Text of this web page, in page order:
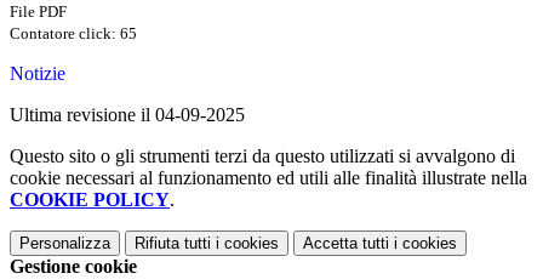
File PDF
Contatore click: 65
Notizie
Ultima revisione il 04-09-2025
Questo sito o gli strumenti terzi da questo utilizzati si avvalgono di
cookie necessari al funzionamento ed utili alle finalità illustrate nella
COOKIE POLICY.
Personalizza Rifiuta tutti i cookies Accetta tutti i cookies
Gestione cookie